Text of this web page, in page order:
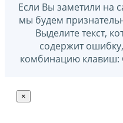
Если Вы заметили на
мы будем
Выделите текст,
содержит
комбинацию клавиш:
×